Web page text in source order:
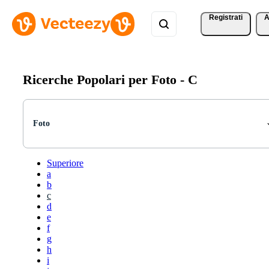
Registrati
Ricerche Popolari per Foto - C
Foto
Superiore
a
b
c
d
e
f
g
h
i